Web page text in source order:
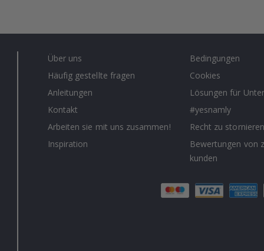
Über uns
Häufig gestellte fragen
Anleitungen
Kontakt
Arbeiten sie mit uns zusammen!
Inspiration
Bedingungen
Cookies
Lösungen für
#yesnamly
Recht zu stornieren
Bewertungen von
kunden